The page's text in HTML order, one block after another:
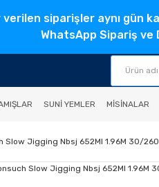
siparişler aynı gün
WhatsApp Sipariş ve
SUNI YEMLER MISINALAR
Slow Jigging Nbsj 652Ml 1.96M 30/260